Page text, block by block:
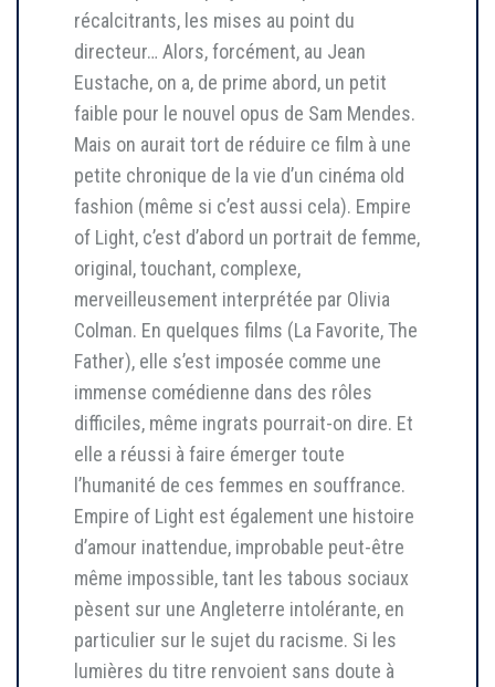
récalcitrants, les mises au point du
directeur… Alors, forcément, au Jean
Eustache, on a, de prime abord, un petit
faible pour le nouvel opus de Sam Mendes.
Mais on aurait tort de réduire ce film à une
petite chronique de la vie d’un cinéma old
fashion (même si c’est aussi cela). Empire
of Light, c’est d’abord un portrait de femme,
original, touchant, complexe,
merveilleusement interprétée par Olivia
Colman. En quelques films (La Favorite, The
Father), elle s’est imposée comme une
immense comédienne dans des rôles
difficiles, même ingrats pourrait-on dire. Et
elle a réussi à faire émerger toute
l’humanité de ces femmes en souffrance.
Empire of Light est également une histoire
d’amour inattendue, improbable peut-être
même impossible, tant les tabous sociaux
pèsent sur une Angleterre intolérante, en
particulier sur le sujet du racisme. Si les
lumières du titre renvoient sans doute à